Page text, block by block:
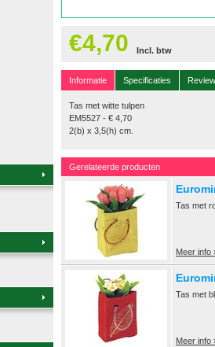
€4,70 Incl. btw
Informatie Specificaties
Tas met witte tulpen
EM5527 - € 4,70
2(b) x 3,5(h) cm.
Gerelateerde producten
Tas met
Meer info
Tas met
Meer info